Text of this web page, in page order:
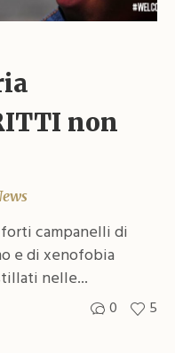
non
campanelli di
e di xenofobia
nelle...
0 5